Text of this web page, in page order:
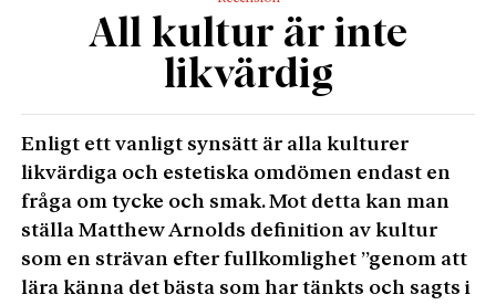
All kultur är inte
likvärdig
Enligt ett vanligt synsätt är alla kulturer
likvärdiga och estetiska omdömen endast en
fråga om tycke och smak. Mot detta kan man
ställa Matthew Arnolds definition av kultur
som en strävan efter fullkomlighet ”genom att
lära känna det bästa som har tänkts och sagts i